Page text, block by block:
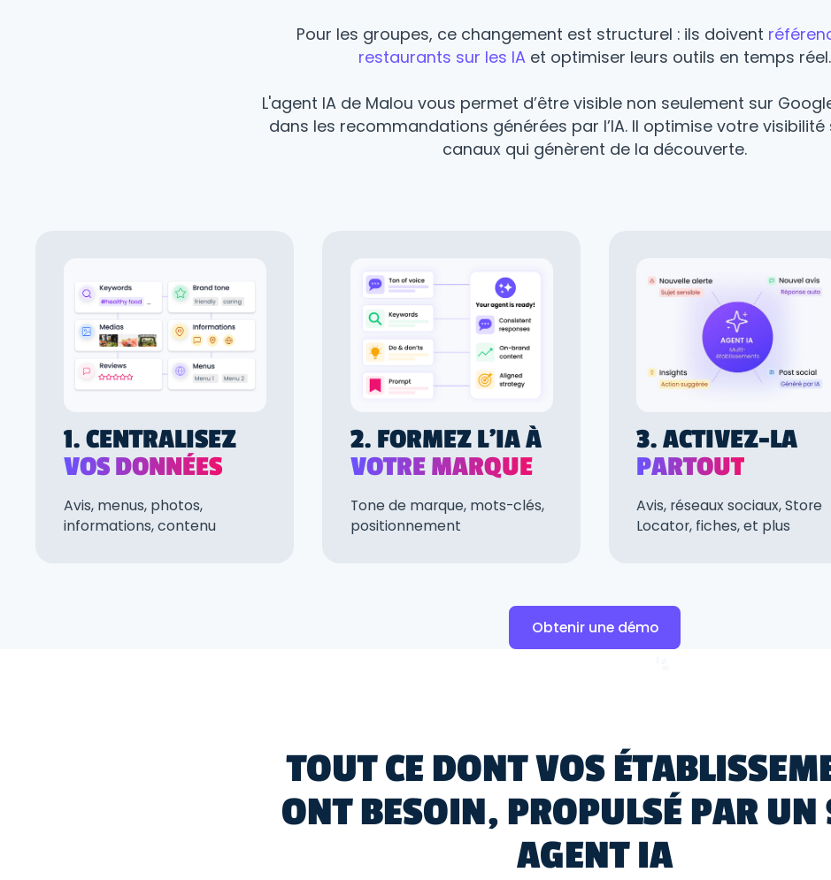
Pour les groupes, ce changement est structurel : ils doivent
restaurants sur les IA et optimiser leurs outils en temps réel.
L'agent IA de Malou vous permet d’être visible non seulement sur
dans les recommandations générées par l’IA. Il optimise votre visibilité
canaux qui génèrent de la découverte.
1. CENTRALISEZ
VOS DONNÉES
Avis, menus, photos,
informations, contenu
2. FORMEZ L'IA À
VOTRE MARQUE
Tone de marque, mots-clés,
positionnement
3. ACTIVEZ-LA
PARTOUT
Avis, réseaux sociaux, Store
Locator, fiches, et plus
Obtenir une démo
TOUT CE DONT VOS
ONT BESOIN, PROPULSÉ PAR UN
AGENT IA